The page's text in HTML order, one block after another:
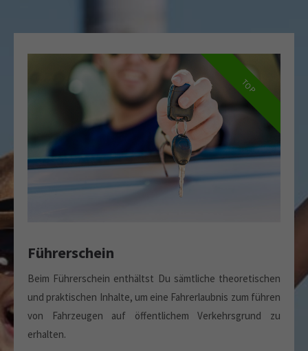
TOP
Führerschein
Beim Führerschein enthältst Du sämtliche theoretischen
und praktischen Inhalte, um eine Fahrerlaubnis zum führen
von Fahrzeugen auf öffentlichem Verkehrsgrund zu
erhalten.